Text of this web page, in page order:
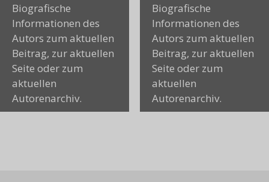
Biografische
Informationen des
Autors zum aktuellen
Beitrag, zur aktuellen
Seite oder zum
aktuellen
Autorenarchiv.
Biografische
Informationen des
Autors zum aktuellen
Beitrag, zur aktuellen
Seite oder zum
aktuellen
Autorenarchiv.